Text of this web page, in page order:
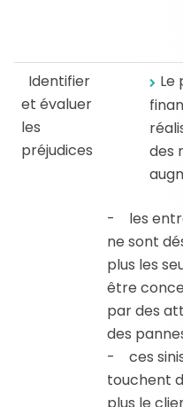
Identifier
et évaluer
les
préjudices
Le
des
- les
ne sont
plus les
être
par des
des
- ces
touchent
plus le